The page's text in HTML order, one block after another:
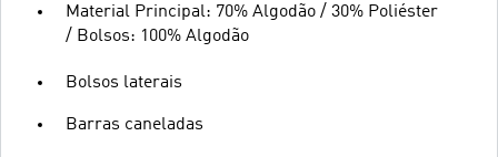
Material Principal: 70% Algodão / 30% Poliéster
/ Bolsos: 100% Algodão
Bolsos laterais
Barras caneladas